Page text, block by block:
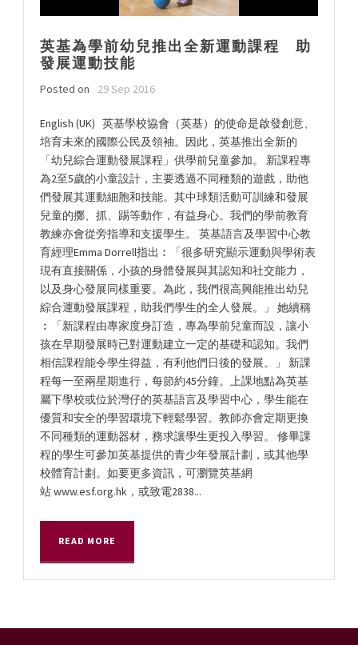
英基為學前幼兒推出全新運動課程 助
發展運動技能
Posted on 29 Sep 2016
English (UK) 英基學校協會（英基）的使命是啟發創意、
培育未來的國際公民及領袖。因此，英基推出全新的
「幼兒綜合運動發展課程」供學前兒童參加。 新課程專
為2至5歲的小童設計，主要透過不同種類的遊戲，助他
們發展其運動細胞和技能。其中球類活動可訓練和發展
兒童的擲、抓、踢等動作，有益身心。我們的學前教育
教練亦會從旁指導和支援學生。 英基語言及學習中心教
育經理Emma Dorrell指出︰「很多研究顯示運動與學術表
現有直接關係，小孩的身體發展與其認知和社交能力，
以及身心發展同樣重要。為此，我們很高興能推出幼兒
綜合運動發展課程，助我們學生的全人發展。」 她續稱
︰「新課程由專家度身訂造，專為學前兒童而設，讓小
孩在早期發展時已對運動建立一定的基礎和認知。我們
相信課程能令學生得益，有利他們日後的發展。」 新課
程每一至兩星期進行，每節約45分鐘。上課地點為英基
屬下學校或位於灣仔的英基語言及學習中心，學生能在
優質和安全的學習環境下輕鬆學習。教師亦會定期更換
不同種類的運動器材，務求讓學生更投入學習。 修畢課
程的學生可參加英基提供的青少年發展計劃，或其他學
校體育計劃。如要更多資訊，可瀏覽英基網
站 www.esf.org.hk，或致電2838...
READ MORE